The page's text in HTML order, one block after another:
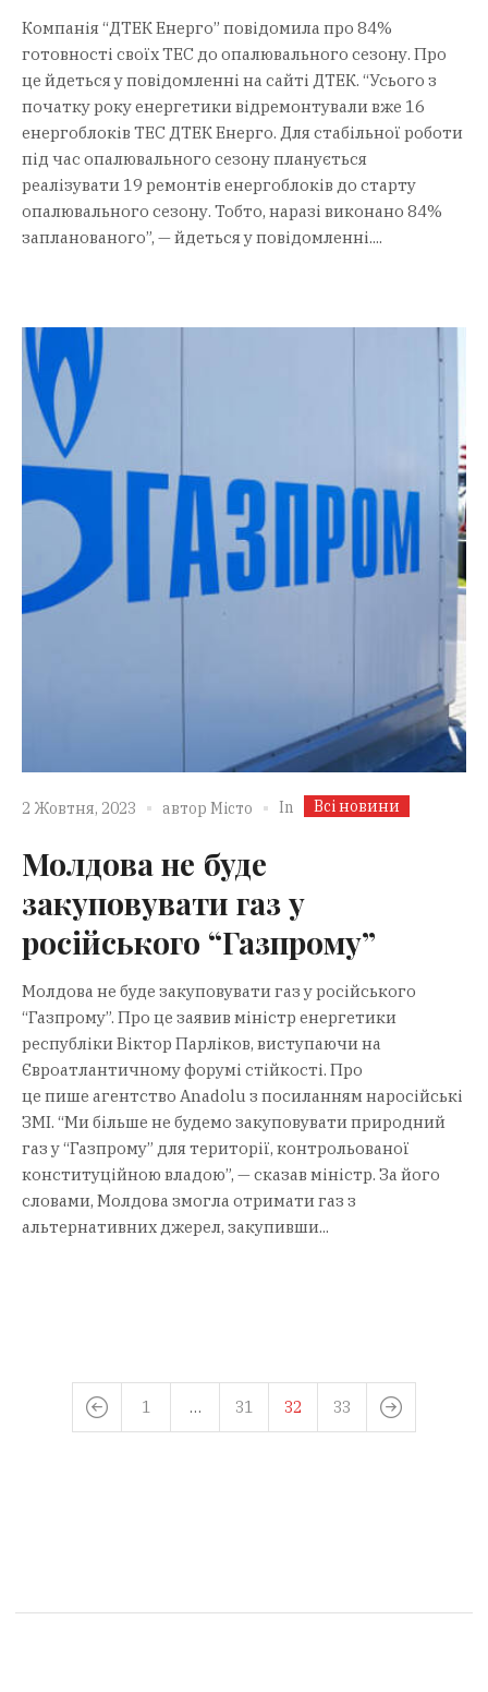
Компанія “ДТЕК Енерго” повідомила про 84%
готовності своїх ТЕС до опалювального сезону. Про
це йдеться у повідомленні на сайті ДТЕК. “Усього з
початку року енергетики відремонтували вже 16
енергоблоків ТЕС ДТЕК Енерго. Для стабільної роботи
під час опалювального сезону планується
реалізувати 19 ремонтів енергоблоків до старту
опалювального сезону. Тобто, наразі виконано 84%
запланованого”, — йдеться у повідомленні....
2 Жовтня, 2023 автор Місто In Всі новини
Молдова не буде
закуповувати газ у
російського “Газпрому”
Молдова не буде закуповувати газ у російського
“Газпрому”. Про це заявив міністр енергетики
республіки Віктор Парліков, виступаючи на
Євроатлантичному форумі стійкості. Про
це пише агентство Anadolu з посиланням наросійські
ЗМІ. “Ми більше не будемо закуповувати природний
газ у “Газпрому” для території, контрольованої
конституційною владою”, — сказав міністр. За його
словами, Молдова змогла отримати газ з
альтернативних джерел, закупивши...
1 … 31 32 33